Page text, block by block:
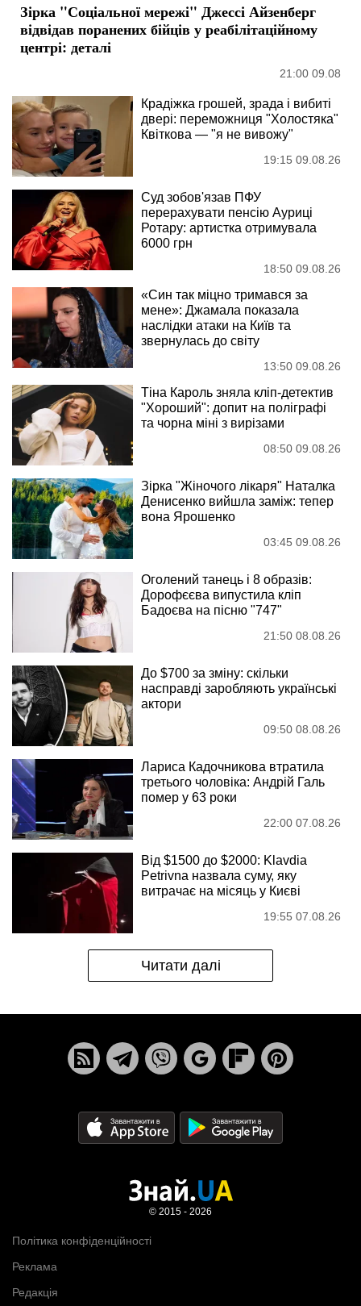
Зірка "Соціальної мережі" Джессі Айзенберг
відвідав поранених бійців у реабілітаційному
центрі: деталі
21:00 09.08
Крадіжка грошей, зрада і вибиті
двері: переможниця "Холостяка"
Квіткова — "я не вивожу"
19:15 09.08.26
Суд зобов'язав ПФУ
перерахувати пенсію Ауриці
Ротару: артистка отримувала
6000 грн
18:50 09.08.26
«Син так міцно тримався за
мене»: Джамала показала
наслідки атаки на Київ та
звернулась до світу
13:50 09.08.26
Тіна Кароль зняла кліп-детектив
"Хороший": допит на поліграфі
та чорна міні з вирізами
08:50 09.08.26
Зірка "Жіночого лікаря" Наталка
Денисенко вийшла заміж: тепер
вона Ярошенко
03:45 09.08.26
Оголений танець і 8 образів:
Дорофєєва випустила кліп
Бадоєва на пісню "747"
21:50 08.08.26
До $700 за зміну: скільки
насправді заробляють українські
актори
09:50 08.08.26
Лариса Кадочникова втратила
третього чоловіка: Андрій Галь
помер у 63 роки
22:00 07.08.26
Від $1500 до $2000: Klavdia
Petrivna назвала суму, яку
витрачає на місяць у Києві
19:55 07.08.26
Читати далі
Політика конфіденційності
Реклама
Редакція
© 2015 - 2026